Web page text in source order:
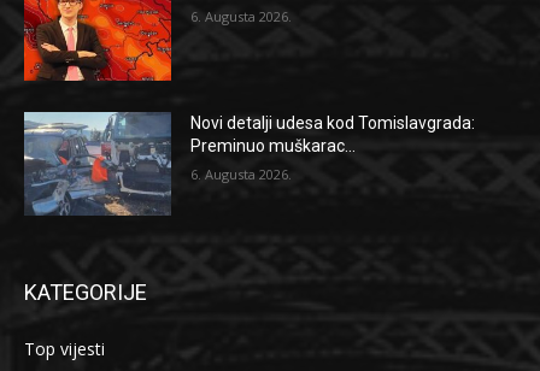
6. Augusta 2026.
Novi detalji udesa kod Tomislavgrada:
Preminuo muškarac...
6. Augusta 2026.
KATEGORIJE
Top vijesti